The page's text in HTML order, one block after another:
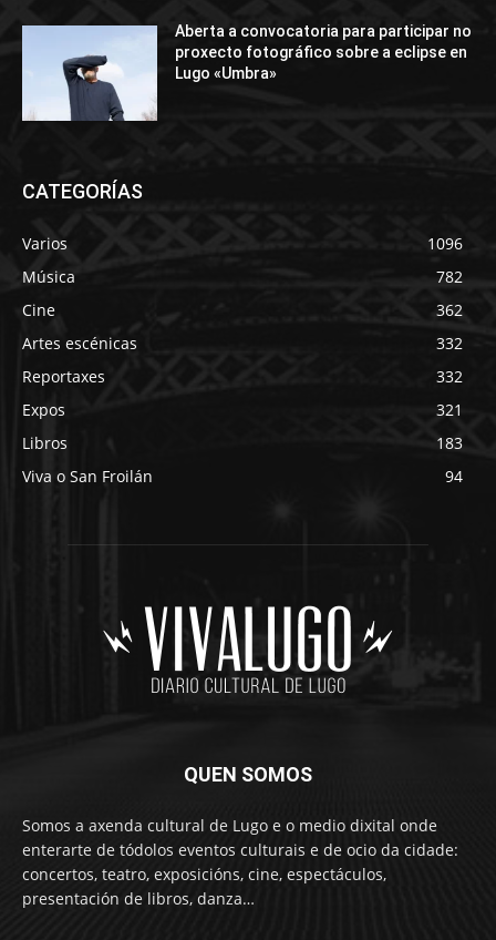
Aberta a convocatoria para participar no
proxecto fotográfico sobre a eclipse en
Lugo «Umbra»
CATEGORÍAS
Varios
1096
Música
782
Cine
362
Artes escénicas
332
Reportaxes
332
Expos
321
Libros
183
Viva o San Froilán
94
QUEN SOMOS
Somos a axenda cultural de Lugo e o medio dixital onde
enterarte de tódolos eventos culturais e de ocio da cidade:
concertos, teatro, exposicións, cine, espectáculos,
presentación de libros, danza…